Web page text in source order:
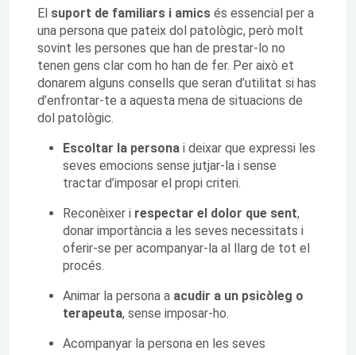
El suport de familiars i amics és essencial per a
una persona que pateix dol patològic, però molt
sovint les persones que han de prestar-lo no
tenen gens clar com ho han de fer. Per això et
donarem alguns consells que seran d’utilitat si has
d’enfrontar-te a aquesta mena de situacions de
dol patològic.
Escoltar la persona i deixar que expressi les
seves emocions sense jutjar-la i sense
tractar d’imposar el propi criteri.
Reconèixer i respectar el dolor que sent,
donar importància a les seves necessitats i
oferir-se per acompanyar-la al llarg de tot el
procés.
Animar la persona a acudir a un psicòleg o
terapeuta, sense imposar-ho.
Acompanyar la persona en les seves